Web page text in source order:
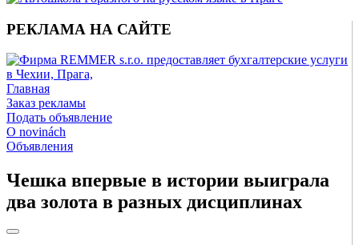
РЕКЛАМА НА САЙТЕ
Главная
Заказ рекламы
Подать объявление
O novinách
Объявления
Чешка впервые в истории выиграла
два золота в разных дисциплинах